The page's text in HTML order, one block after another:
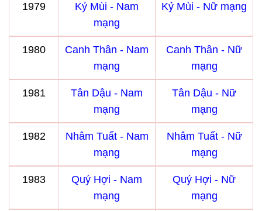
1979
Kỷ Mùi - Nam
mạng
Kỷ Mùi - Nữ mạng
1980
Canh Thân - Nam
mạng
Canh Thân - Nữ
mạng
1981
Tân Dậu - Nam
mạng
Tân Dậu - Nữ
mạng
1982
Nhâm Tuất - Nam
mạng
Nhâm Tuất - Nữ
mạng
1983
Quý Hợi - Nam
mạng
Quý Hợi - Nữ
mạng